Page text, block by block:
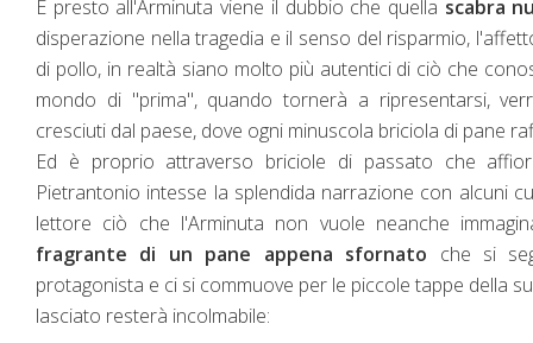
E presto all'Arminuta viene il dubbio che quella scabra
disperazione nella tragedia e il senso del risparmio,
di pollo, in realtà siano molto più autentici di ciò che
mondo di "prima", quando tornerà a ripresentarsi,
cresciuti dal paese, dove ogni minuscola briciola di pane
Ed è proprio attraverso briciole di passato che
Pietrantonio intesse la splendida narrazione con alcuni
lettore ciò che l'Arminuta non vuole neanche
fragrante di un pane appena sfornato che si
protagonista e ci si commuove per le piccole tappe della
lasciato resterà incolmabile: